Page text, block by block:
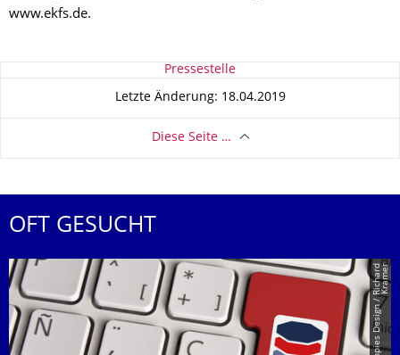
www.ekfs.de.
Zu dieser Seite Pressestelle
Letzte Änderung: 18.04.2019
Diese Seite …
OFT GESUCHT
r